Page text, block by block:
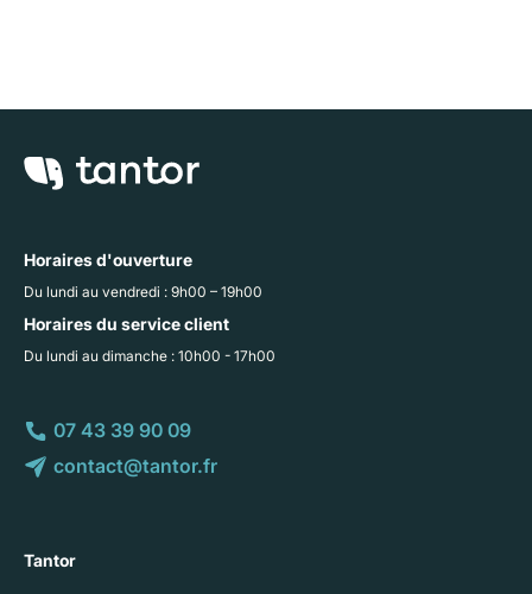
Horaires d'ouverture
Du lundi au vendredi : 9h00 – 19h00
Horaires du service client
Du lundi au dimanche : 10h00 - 17h00
07 43 39 90 09
contact@tantor.fr
Tantor